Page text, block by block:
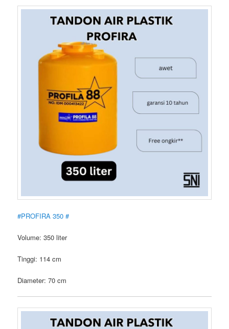
#PROFIRA 350 #
Volume: 350 liter
Tinggi: 114 cm
Diameter: 70 cm